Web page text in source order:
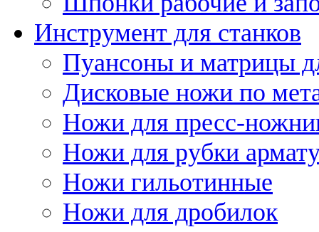
Инструмент для станков
Пуансоны и матрицы
Дисковые ножи по
Ножи для пресс-
Ножи для рубки
Ножи гильотинные
Ножи для дробилок